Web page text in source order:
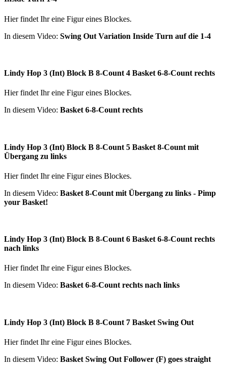
Hier findet Ihr eine Figur eines Blockes.
In diesem Video: Swing Out Variation Inside Turn auf die 1-4
Lindy Hop 3 (Int) Block B 8-Count 4 Basket 6-8-Count rechts
Hier findet Ihr eine Figur eines Blockes.
In diesem Video: Basket 6-8-Count rechts
Lindy Hop 3 (Int) Block B 8-Count 5 Basket 8-Count mit
Übergang zu links
Hier findet Ihr eine Figur eines Blockes.
In diesem Video: Basket 8-Count mit Übergang zu links - Pimp
your Basket!
Lindy Hop 3 (Int) Block B 8-Count 6 Basket 6-8-Count rechts
nach links
Hier findet Ihr eine Figur eines Blockes.
In diesem Video: Basket 6-8-Count rechts nach links
Lindy Hop 3 (Int) Block B 8-Count 7 Basket Swing Out
Hier findet Ihr eine Figur eines Blockes.
In diesem Video: Basket Swing Out Follower (F) goes straight